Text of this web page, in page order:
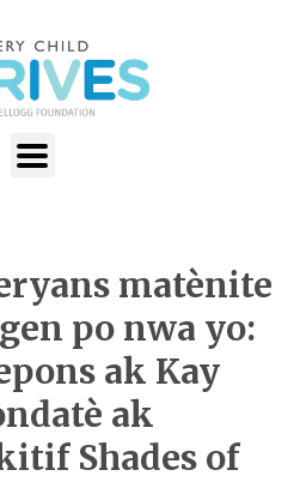
matènite
po nwa yo:
ak Kay
ak
Shades of